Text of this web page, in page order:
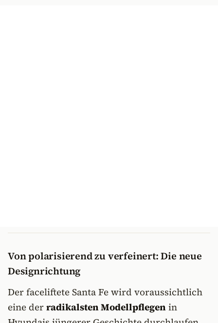
Von polarisierend zu verfeinert: Die neue
Designrichtung
Der faceliftete Santa Fe wird voraussichtlich
eine derradikalsten Modellpflegenin